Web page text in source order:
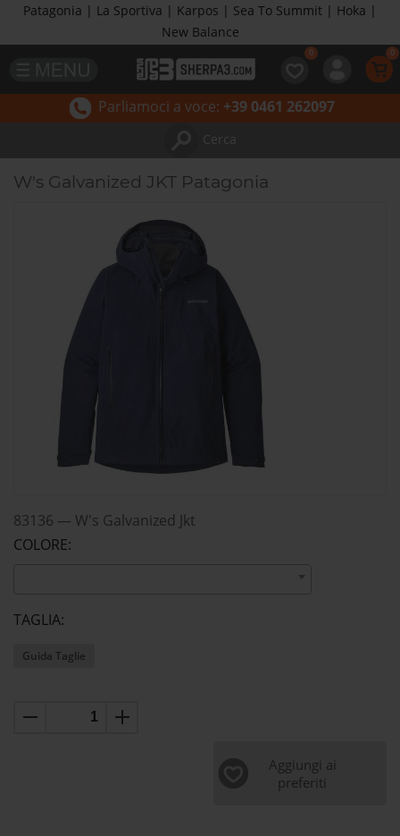
Patagonia | La Sportiva | Karpos | Sea To Summit | Hoka |
New Balance
Parliamoci a voce: +39 0461 262097
Cerca
W's Galvanized JKT Patagonia
83136 — W's Galvanized Jkt
COLORE:
TAGLIA:
Guida Taglie
Aggiungi ai
preferiti